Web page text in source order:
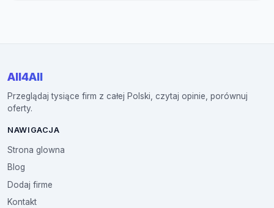
All4All
Przeglądaj tysiące firm z całej Polski, czytaj opinie, porównuj
oferty.
NAWIGACJA
Strona glowna
Blog
Dodaj firme
Kontakt